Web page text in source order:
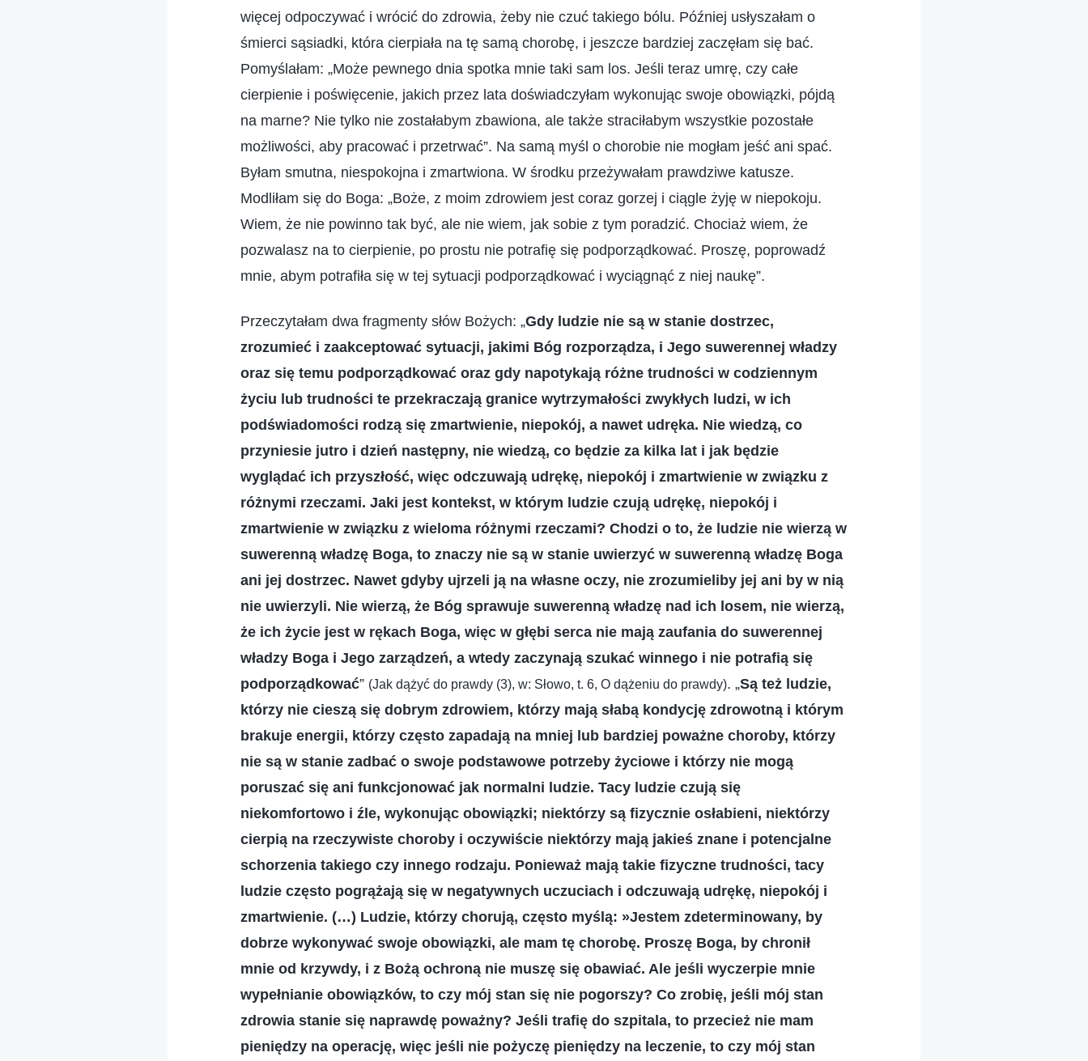
więcej odpoczywać i wrócić do zdrowia, żeby nie czuć takiego bólu. Później usłyszałam o
śmierci sąsiadki, która cierpiała na tę samą chorobę, i jeszcze bardziej zaczęłam się bać.
Pomyślałam: „Może pewnego dnia spotka mnie taki sam los. Jeśli teraz umrę, czy całe
cierpienie i poświęcenie, jakich przez lata doświadczyłam wykonując swoje obowiązki, pójdą
na marne? Nie tylko nie zostałabym zbawiona, ale także straciłabym wszystkie pozostałe
możliwości, aby pracować i przetrwać”. Na samą myśl o chorobie nie mogłam jeść ani spać.
Byłam smutna, niespokojna i zmartwiona. W środku przeżywałam prawdziwe katusze.
Modliłam się do Boga: „Boże, z moim zdrowiem jest coraz gorzej i ciągle żyję w niepokoju.
Wiem, że nie powinno tak być, ale nie wiem, jak sobie z tym poradzić. Chociaż wiem, że
pozwalasz na to cierpienie, po prostu nie potrafię się podporządkować. Proszę, poprowadź
mnie, abym potrafiła się w tej sytuacji podporządkować i wyciągnąć z niej naukę”.
Przeczytałam dwa fragmenty słów Bożych: „Gdy ludzie nie są w stanie dostrzec,
zrozumieć i zaakceptować sytuacji, jakimi Bóg rozporządza, i Jego suwerennej władzy
oraz się temu podporządkować oraz gdy napotykają różne trudności w codziennym
życiu lub trudności te przekraczają granice wytrzymałości zwykłych ludzi, w ich
podświadomości rodzą się zmartwienie, niepokój, a nawet udręka. Nie wiedzą, co
przyniesie jutro i dzień następny, nie wiedzą, co będzie za kilka lat i jak będzie
wyglądać ich przyszłość, więc odczuwają udrękę, niepokój i zmartwienie w związku z
różnymi rzeczami. Jaki jest kontekst, w którym ludzie czują udrękę, niepokój i
zmartwienie w związku z wieloma różnymi rzeczami? Chodzi o to, że ludzie nie wierzą w
suwerenną władzę Boga, to znaczy nie są w stanie uwierzyć w suwerenną władzę Boga
ani jej dostrzec. Nawet gdyby ujrzeli ją na własne oczy, nie zrozumieliby jej ani by w nią
nie uwierzyli. Nie wierzą, że Bóg sprawuje suwerenną władzę nad ich losem, nie wierzą,
że ich życie jest w rękach Boga, więc w głębi serca nie mają zaufania do suwerennej
władzy Boga i Jego zarządzeń, a wtedy zaczynają szukać winnego i nie potrafią się
podporządkować” (Jak dążyć do prawdy (3), w: Słowo, t. 6, O dążeniu do prawdy). „Są też ludzie,
którzy nie cieszą się dobrym zdrowiem, którzy mają słabą kondycję zdrowotną i którym
brakuje energii, którzy często zapadają na mniej lub bardziej poważne choroby, którzy
nie są w stanie zadbać o swoje podstawowe potrzeby życiowe i którzy nie mogą
poruszać się ani funkcjonować jak normalni ludzie. Tacy ludzie czują się
niekomfortowo i źle, wykonując obowiązki; niektórzy są fizycznie osłabieni, niektórzy
cierpią na rzeczywiste choroby i oczywiście niektórzy mają jakieś znane i potencjalne
schorzenia takiego czy innego rodzaju. Ponieważ mają takie fizyczne trudności, tacy
ludzie często pogrążają się w negatywnych uczuciach i odczuwają udrękę, niepokój i
zmartwienie. (…) Ludzie, którzy chorują, często myślą: »Jestem zdeterminowany, by
dobrze wykonywać swoje obowiązki, ale mam tę chorobę. Proszę Boga, by chronił
mnie od krzywdy, i z Bożą ochroną nie muszę się obawiać. Ale jeśli wyczerpie mnie
wypełnianie obowiązków, to czy mój stan się nie pogorszy? Co zrobię, jeśli mój stan
zdrowia stanie się naprawdę poważny? Jeśli trafię do szpitala, to przecież nie mam
pieniędzy na operację, więc jeśli nie pożyczę pieniędzy na leczenie, to czy mój stan